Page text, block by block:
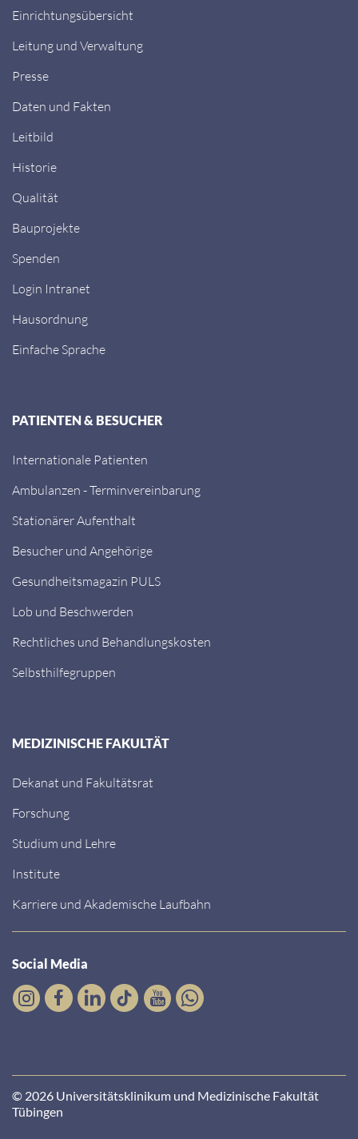
Einrichtungsübersicht
Leitung und Verwaltung
Presse
Daten und Fakten
Leitbild
Historie
Qualität
Bauprojekte
Spenden
Login Intranet
Hausordnung
Einfache Sprache
PATIENTEN & BESUCHER
Internationale Patienten
Ambulanzen - Terminvereinbarung
Stationärer Aufenthalt
Besucher und Angehörige
Gesundheitsmagazin PULS
Lob und Beschwerden
Rechtliches und Behandlungskosten
Selbsthilfegruppen
MEDIZINISCHE FAKULTÄT
Dekanat und Fakultätsrat
Forschung
Studium und Lehre
Institute
Karriere und Akademische Laufbahn
Social Media
© 2026 Universitätsklinikum und Medizinische Fakultät
Tübingen